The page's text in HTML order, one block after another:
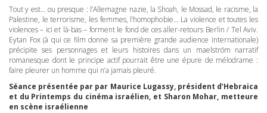
Tout y est… ou presque : l’Allemagne nazie, la Shoah, le Mossad, le racisme, la
Palestine, le terrorisme, les femmes, l’homophobie… La violence et toutes les
violences – ici et là-bas – forment le fond de ces aller-retours Berlin / Tel Aviv.
Eytan Fox (à qui ce film donne sa première grande audience internationale)
précipite ses personnages et leurs histoires dans un maelström narratif
romanesque dont le principe actif pourrait être une épure de mélodrame :
faire pleurer un homme qui n’a jamais pleuré.
Séance présentée par par Maurice Lugassy, président d’Hebraica
et du Printemps du cinéma israélien, et Sharon Mohar, metteure
en scène israélienne